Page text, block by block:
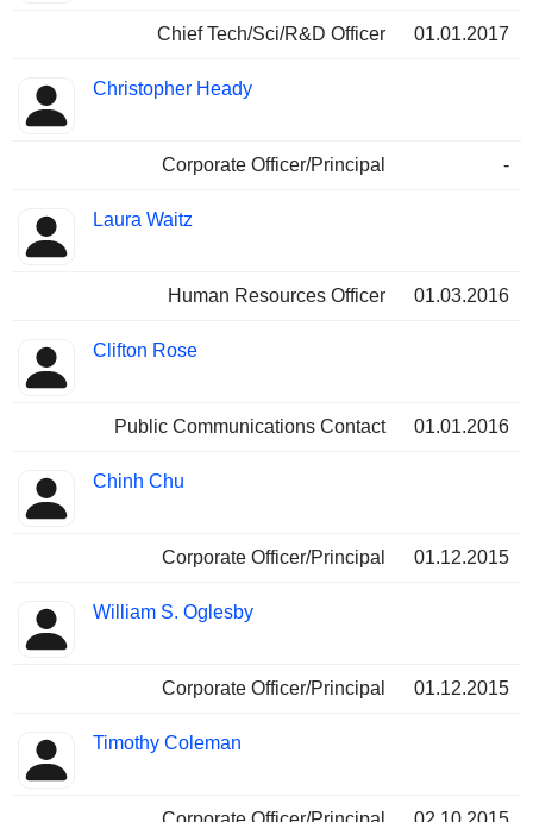
Chief Tech/Sci/R&D Officer 01.01.2017
Christopher Heady
Corporate Officer/Principal -
Laura Waitz
Human Resources Officer 01.03.2016
Clifton Rose
Public Communications Contact 01.01.2016
Chinh Chu
Corporate Officer/Principal 01.12.2015
William S. Oglesby
Corporate Officer/Principal 01.12.2015
Timothy Coleman